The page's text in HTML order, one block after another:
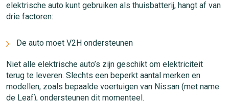
elektrische auto kunt gebruiken als thuisbatterij, hangt af van
drie factoren:
De auto moet V2H ondersteunen
Niet alle elektrische auto’s zijn geschikt om elektriciteit
terug te leveren. Slechts een beperkt aantal merken en
modellen, zoals bepaalde voertuigen van Nissan (met name
de Leaf), ondersteunen dit momenteel.